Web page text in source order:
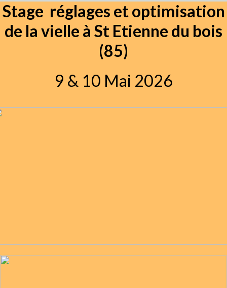
Stage réglages et optimisation
de la vielle à St Etienne du bois
(85)
9 & 10 Mai 2026